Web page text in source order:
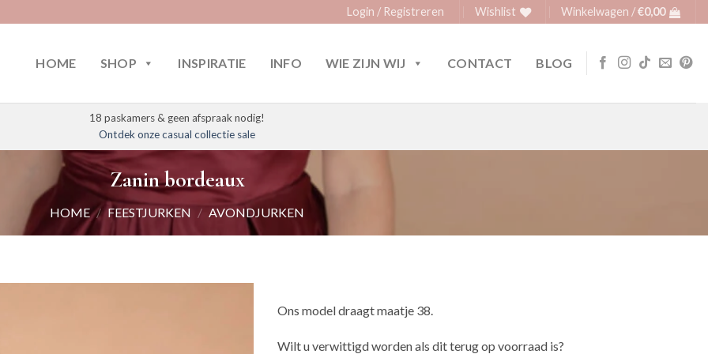
Login / Registreren Wishlist Winkelwagen /€0,00
HOME SHOP INSPIRATIE INFO WIE ZIJN WIJ CONTACT BLOG
18 paskamers & geen afspraak nodig!
Ontdek onze casual collectie sale
Zanin bordeaux
HOME / FEESTJURKEN / AVONDJURKEN
Ons model draagt maatje 38.
Wilt u verwittigd worden als dit terug op voorraad is?